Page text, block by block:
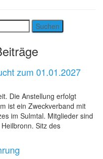
zum 01.01.2027
Die Anstellung erfolgt
ist ein Zweckverband mit
im Sulmtal. Mitglieder sind
Sitz des